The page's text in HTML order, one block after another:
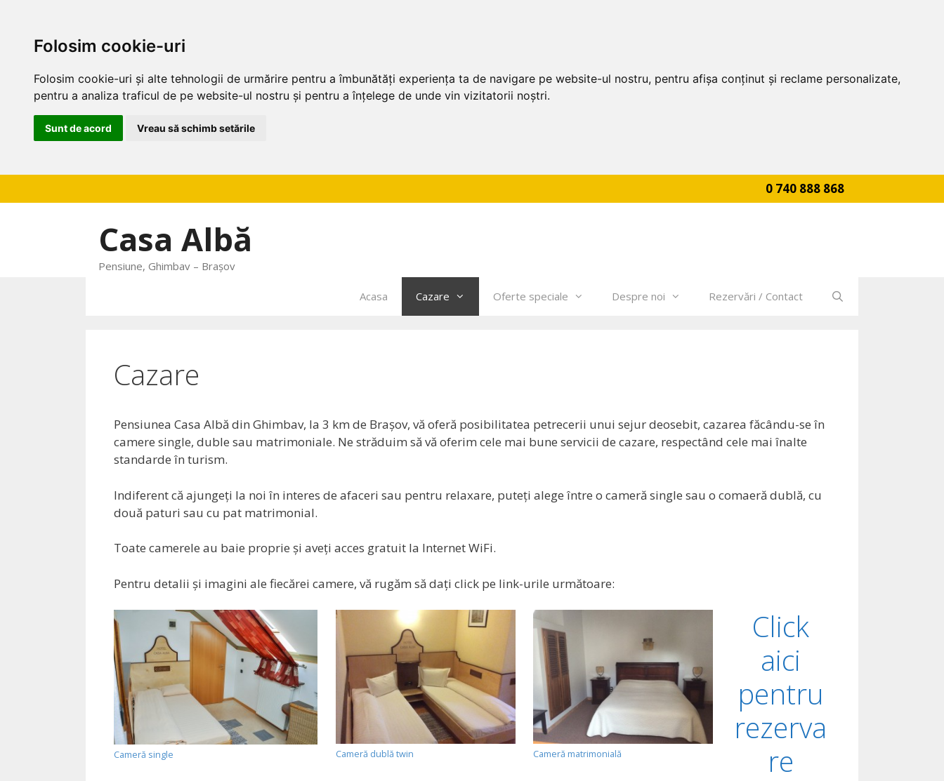
Folosim cookie-uri
Folosim cookie-uri și alte tehnologii de urmărire pentru a îmbunătăți experiența ta de navigare pe website-ul nostru, pentru afișa conținut și reclame personalizate,
pentru a analiza traficul de pe website-ul nostru și pentru a înțelege de unde vin vizitatorii noștri.
Sunt de acord Vreau să schimb setările
la
0 740 888 868
Casa Albă
Pensiune, Ghimbav – Brașov
Acasa Cazare Oferte speciale Despre noi Rezervări / Contact
Cazare
Pensiunea Casa Albă din Ghimbav, la 3 km de Braşov, vă oferă posibilitatea petrecerii unui sejur deosebit, cazarea făcându-se în
camere single, duble sau matrimoniale. Ne străduim să vă oferim cele mai bune servicii de cazare, respectând cele mai înalte
standarde în turism.
Indiferent că ajungeţi la noi în interes de afaceri sau pentru relaxare, puteţi alege între o cameră single sau o comaeră dublă, cu
două paturi sau cu pat matrimonial.
Toate camerele au baie proprie şi aveţi acces gratuit la Internet WiFi.
Pentru detalii şi imagini ale fiecărei camere, vă rugăm să daţi click pe link-urile următoare:
Cameră single Cameră dublă twin Cameră matrimonială
Click
aici
pentru
rezerva
re